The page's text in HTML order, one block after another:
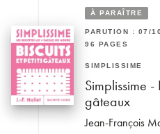
À PARAÎTRE
PARUTION : 07/
96 PAGES
SIMPLISSIME
Simplissime -
gâteaux
Jean-François